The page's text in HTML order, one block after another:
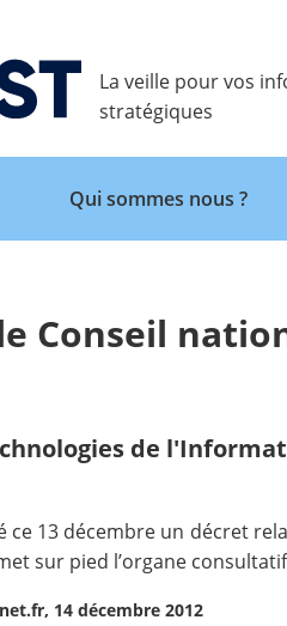
La veille pour vos
stratégiques
Retour
Qui sommes nous ?
Conseil
de
ce 13 décembre un décret
sur pied l’organe
14 décembre 2012